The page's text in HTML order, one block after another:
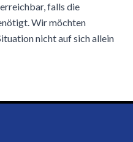
falls die
Wir möchten
nicht auf sich allein